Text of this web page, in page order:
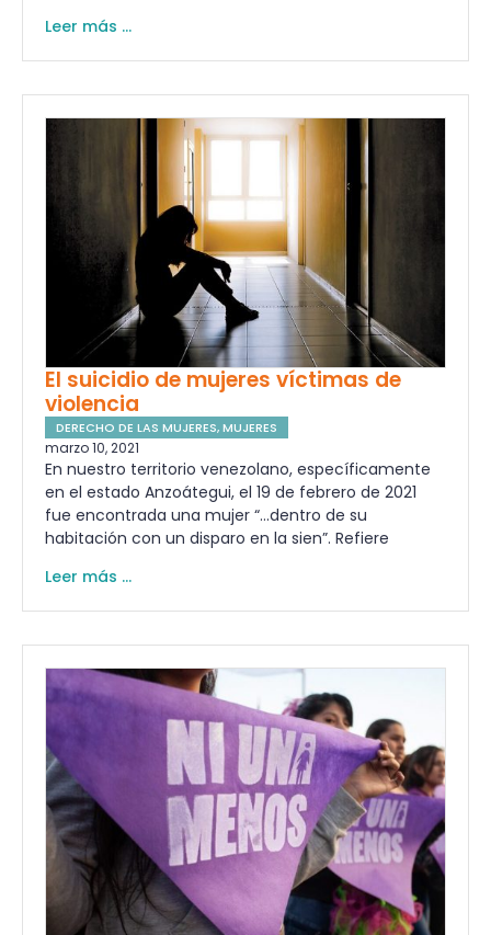
Leer más ...
El suicidio de mujeres víctimas de
violencia
DERECHO DE LAS MUJERES,MUJERES
marzo 10, 2021
En nuestro territorio venezolano, específicamente
en el estado Anzoátegui, el 19 de febrero de 2021
fue encontrada una mujer “…dentro de su
habitación con un disparo en la sien”. Refiere
Leer más ...